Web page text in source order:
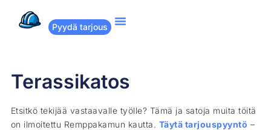
Pyydä tarjous
Terassikatos
Etsitkö tekijää vastaavalle työlle? Tämä ja satoja muita töitä
on ilmoitettu Remppakamun kautta. Täytä tarjouspyyntö –